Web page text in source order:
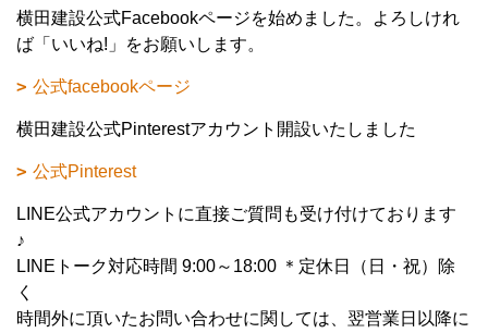
横田建設公式Facebookページを始めました。よろしけれ
ば「いいね!」をお願いします。
公式facebookページ
横田建設公式Pinterestアカウント開設いたしました
公式Pinterest
LINE公式アカウントに直接ご質問も受け付けております
♪
LINEトーク対応時間 9:00～18:00 ＊定休日（日・祝）除
く
時間外に頂いたお問い合わせに関しては、翌営業日以降に